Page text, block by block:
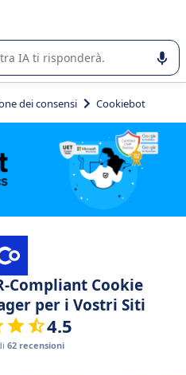
o nella scelta di un
dei consensi Cookiebot
Compliant Cookie
per i Vostri Siti
4.5
62 recensioni